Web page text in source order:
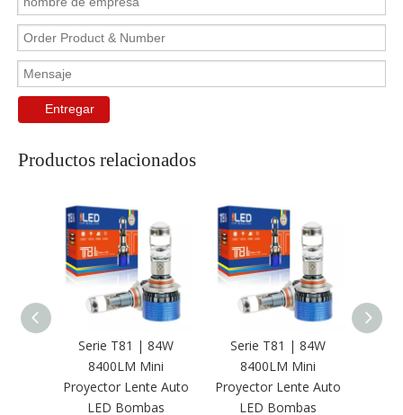
Entregar
Productos relacionados
Serie T81 | 84W
8400LM Mini
Proyector Lente Auto
LED Bombas
Serie T81 | 84W
8400LM Mini
Proyector Lente Auto
LED Bombas